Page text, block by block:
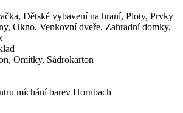
Dětské vybavení na hraní, Ploty, Prvky
Okno, Venkovní dveře, Zahradní domky,
Omítky, Sádrokarton
míchání barev Hornbach